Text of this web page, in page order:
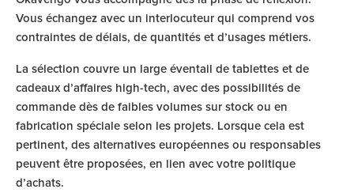
Vous échangez avec un interlocuteur qui comprend vos
contraintes de délais, de quantités et d’usages métiers.
La sélection couvre un large éventail de tablettes et de
cadeaux d’affaires high-tech, avec des possibilités de
commande dès de faibles volumes sur stock ou en
fabrication spéciale selon les projets. Lorsque cela est
pertinent, des alternatives européennes ou responsables
peuvent être proposées, en lien avec votre politique
d’achats.